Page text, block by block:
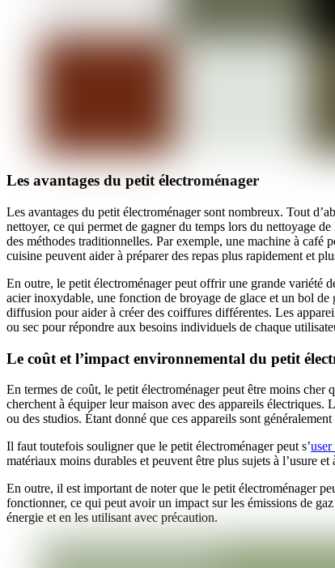
Les avantages du petit électroménager
Les avantages du petit électroménager sont nombreux. Tout
nettoyer, ce qui permet de gagner du temps lors du nettoyage
des méthodes traditionnelles. Par exemple, une machine à café
cuisine peuvent aider à préparer des repas plus rapidement et
En outre, le petit électroménager peut offrir une grande variété
acier inoxydable, une fonction de broyage de glace et un bol de
diffusion pour aider à créer des coiffures différentes. Les
ou sec pour répondre aux besoins individuels de chaque
Le coût et l’impact environnemental du petit
En termes de coût, le petit électroménager peut être moins
cherchent à équiper leur maison avec des appareils électriques.
ou des studios. Étant donné que ces appareils sont
Il faut toutefois souligner que le petit électroménager peut s’
matériaux moins durables et peuvent être plus sujets à l’usure
En outre, il est important de noter que le petit électroménager
fonctionner, ce qui peut avoir un impact sur les émissions de
énergie et en les utilisant avec précaution.